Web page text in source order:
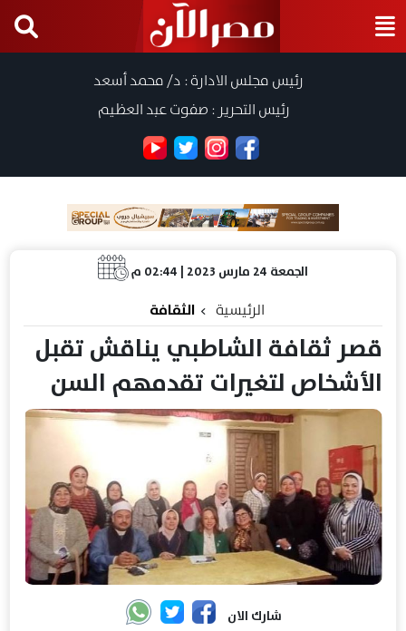
رئيس مجلس الادارة : د/ محمد أسعد
رئيس التحرير : صفوت عبد العظيم
الجمعة 24 مارس 2023 | 02:44 م
الرئيسية الثقافة
قصر ثقافة الشاطبي يناقش تقبل
الأشخاص لتغيرات تقدمهم السن
شارك الان